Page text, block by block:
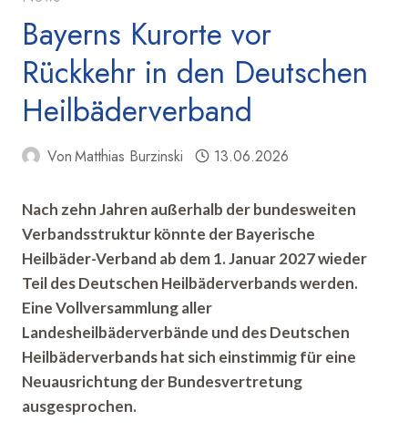
Bayerns Kurorte vor
Rückkehr in den Deutschen
Heilbäderverband
VonMatthias Burzinski 13.06.2026
Nach zehn Jahren außerhalb der bundesweiten
Verbandsstruktur könnte der Bayerische
Heilbäder-Verband ab dem 1. Januar 2027 wieder
Teil des Deutschen Heilbäderverbands werden.
Eine Vollversammlung aller
Landesheilbäderverbände und des Deutschen
Heilbäderverbands hat sich einstimmig für eine
Neuausrichtung der Bundesvertretung
ausgesprochen.